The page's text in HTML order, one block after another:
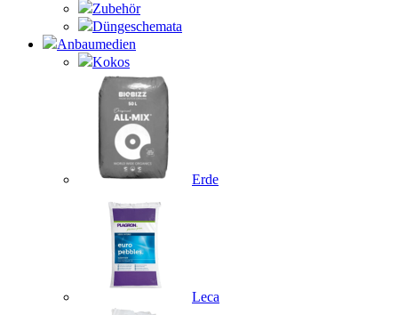
Zubehör
Düngeschemata
Anbaumedien
Kokos
Erde
Leca